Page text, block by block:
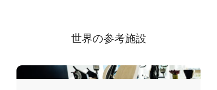
世界の参考施設